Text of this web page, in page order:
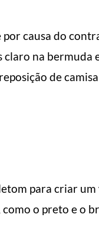
causa do
na bermuda
de
para criar
o preto e o